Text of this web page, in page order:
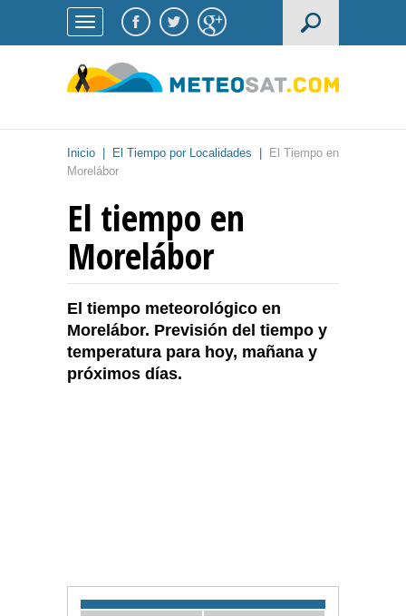
Inicio El Tiempo por Localidades
El Tiempo en
Morelábor
El tiempo en
Morelábor
El tiempo meteorológico en
Morelábor. Previsión del tiempo y
temperatura para hoy, mañana y
próximos días.